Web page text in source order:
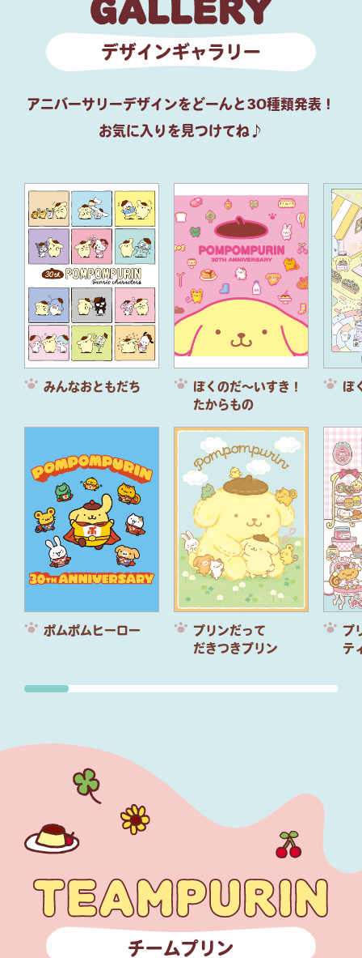
デザインギャラリー
アニバーサリーデザインをどーんと30種類発表！
お気に入りを見つけてね♪
みんなおともだち
ポムポムヒーロー
ぼくのだ～いすき！
たからもの
プリンだって
だきつきプリン
ぼ
プ
テ
チームプリン